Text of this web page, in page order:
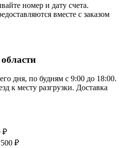
номер и дату счета.
вместе с заказом
дня, по будням с 9:00 до 18:00.
к месту разгрузки. Доставка
₽
₽